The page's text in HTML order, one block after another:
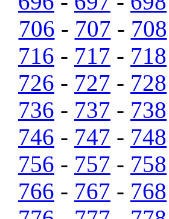
706 - 707 - 708
716 - 717 - 718
726 - 727 - 728
736 - 737 - 738
746 - 747 - 748
756 - 757 - 758
766 - 767 - 768